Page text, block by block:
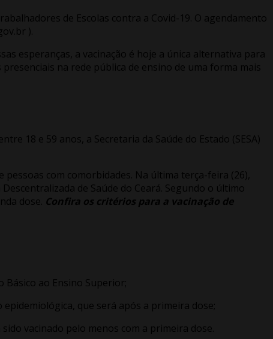
de Escolas contra a Covid-19. O agendamento
).
esperanças, a vacinação é hoje a única alternativa para
na rede pública de ensino de uma forma mais
18 e 59 anos, a Secretaria da Saúde do Estado (SESA)
com comorbidades. Na última terça-feira (26),
de Saúde do Ceará. Segundo o último
dose. Confira os critérios para a vacinação de
Básico ao Ensino Superior;
que será após a primeira dose;
vacinado pelo menos com a primeira dose.